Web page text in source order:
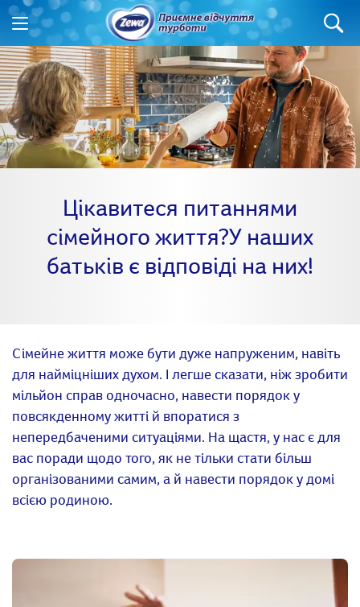
Цікавитеся питаннями
сімейного життя?У наших
батьків є відповіді на них!
Сімейне життя може бути дуже напруженим, навіть
для найміцніших духом. І легше сказати, ніж зробити
мільйон справ одночасно, навести порядок у
повсякденному житті й впоратися з
непередбаченими ситуаціями. На щастя, у нас є для
вас поради щодо того, як не тільки стати більш
організованими самим, а й навести порядок у домі
всією родиною.